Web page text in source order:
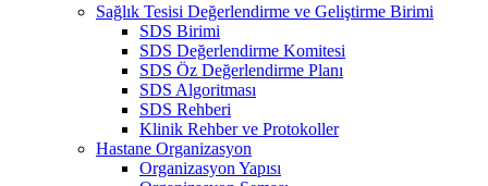
Sağlık Tesisi Değerlendirme ve Geliştirme Birimi
SDS Birimi
SDS Değerlendirme Komitesi
SDS Öz Değerlendirme Planı
SDS Algoritması
SDS Rehberi
Klinik Rehber ve Protokoller
Hastane Organizasyon
Organizasyon Yapısı